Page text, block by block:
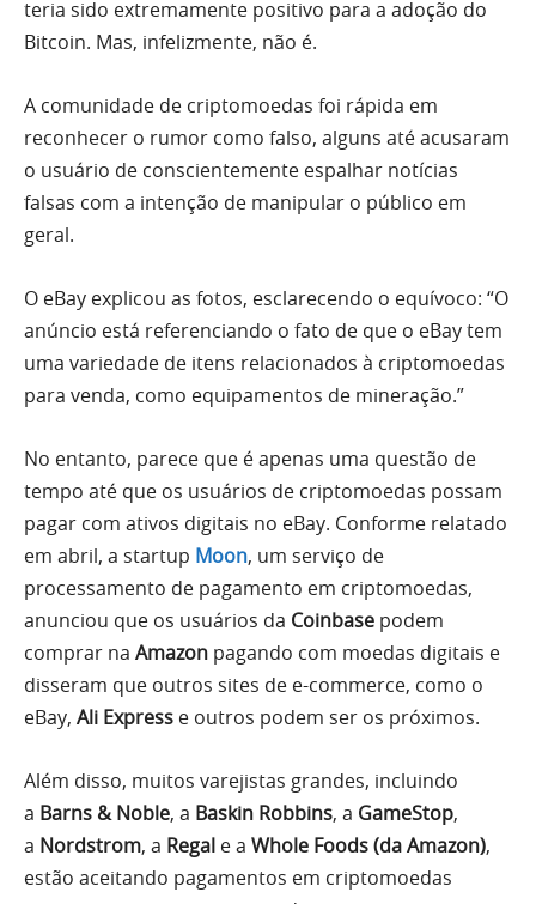
teria sido extremamente positivo para a adoção do
Bitcoin. Mas, infelizmente, não é.
A comunidade de criptomoedas foi rápida em
reconhecer o rumor como falso, alguns até acusaram
o usuário de conscientemente espalhar notícias
falsas com a intenção de manipular o público em
geral.
O eBay explicou as fotos, esclarecendo o equívoco: “O
anúncio está referenciando o fato de que o eBay tem
uma variedade de itens relacionados à criptomoedas
para venda, como equipamentos de mineração.”
No entanto, parece que é apenas uma questão de
tempo até que os usuários de criptomoedas possam
pagar com ativos digitais no eBay. Conforme relatado
em abril, a startup Moon, um serviço de
processamento de pagamento em criptomoedas,
anunciou que os usuários da Coinbase podem
comprar na Amazon pagando com moedas digitais e
disseram que outros sites de e-commerce, como o
eBay, Ali Express e outros podem ser os próximos.
Além disso, muitos varejistas grandes, incluindo
a Barns & Noble, a Baskin Robbins, a GameStop,
a Nordstrom, a Regal e a Whole Foods (da Amazon),
estão aceitando pagamentos em criptomoedas